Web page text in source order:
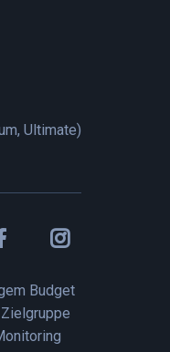
Ultimate)
Budget